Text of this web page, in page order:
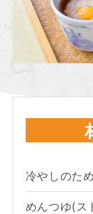
冷やしのた
めんつゆ(ス